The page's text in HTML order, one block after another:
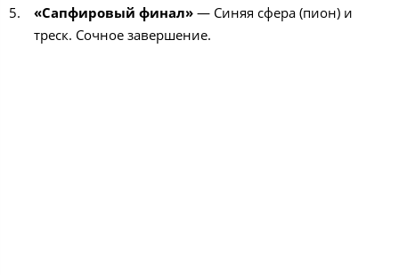
«Сапфировый финал»— Синяя сфера (пион) и
треск. Сочное завершение.